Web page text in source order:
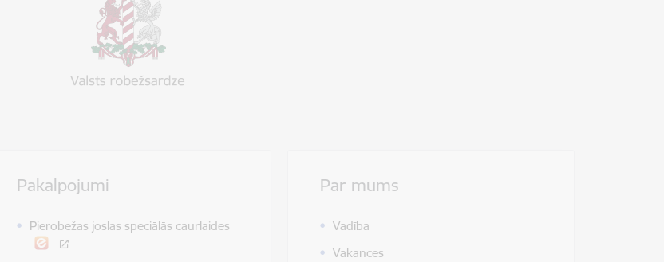
Pakalpojumi
Pierobežas joslas speciālās caurlaides
Par mums
Vadība
Vakances